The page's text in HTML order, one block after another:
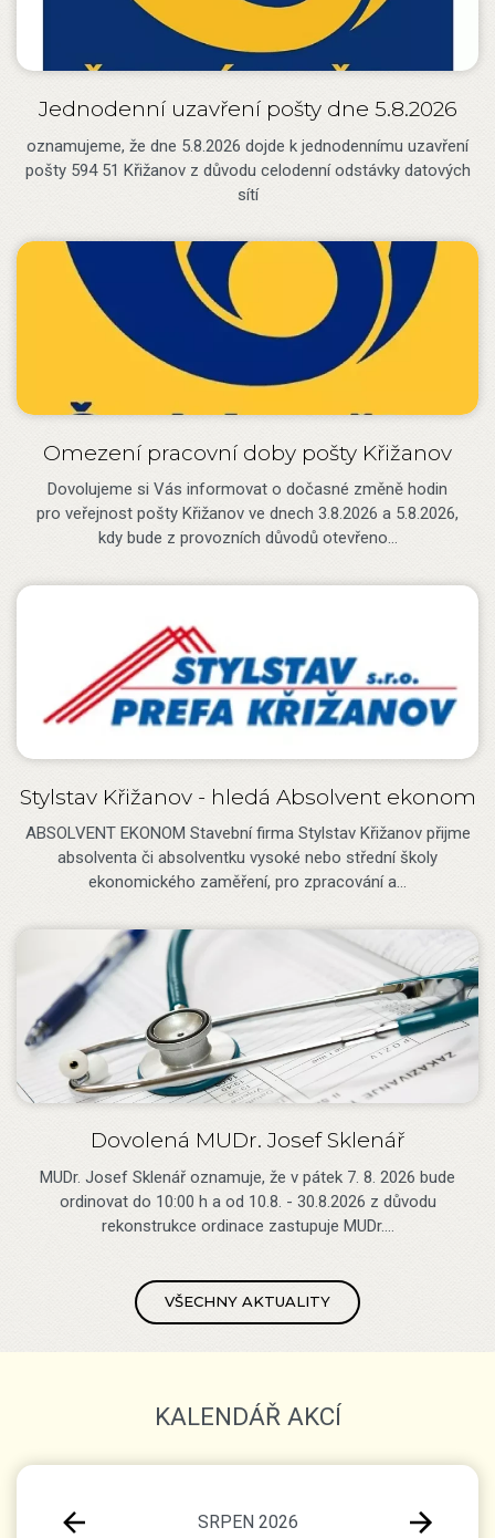
Jednodenní uzavření pošty dne 5.8.2026
oznamujeme, že dne 5.8.2026 dojde k jednodennímu uzavření
pošty 594 51 Křižanov z důvodu celodenní odstávky datových
sítí
Omezení pracovní doby pošty Křižanov
Dovolujeme si Vás informovat o dočasné změně hodin
pro veřejnost pošty Křižanov ve dnech 3.8.2026 a 5.8.2026,
kdy bude z provozních důvodů otevřeno…
Stylstav Křižanov - hledá Absolvent ekonom
ABSOLVENT EKONOM Stavební firma Stylstav Křižanov přijme
absolventa či absolventku vysoké nebo střední školy
ekonomického zaměření, pro zpracování a…
Dovolená MUDr. Josef Sklenář
MUDr. Josef Sklenář oznamuje, že v pátek 7. 8. 2026 bude
ordinovat do 10:00 h a od 10.8. - 30.8.2026 z důvodu
rekonstrukce ordinace zastupuje MUDr.…
VŠECHNY AKTUALITY
KALENDÁŘ AKCÍ
SRPEN 2026